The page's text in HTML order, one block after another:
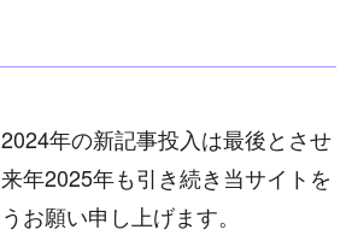
年の新記事投入は最後とさせ
年2025年も引き続き当サイトを
お願い申し上げます。